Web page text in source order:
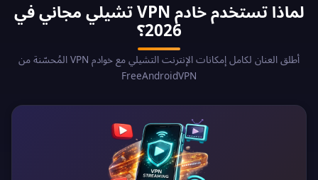
لماذا تستخدم خادم VPN تشيلي مجاني في
2026؟
أطلق العنان لكامل إمكانات الإنترنت التشيلي مع خوادم VPN المُحسّنة من
FreeAndroidVPN